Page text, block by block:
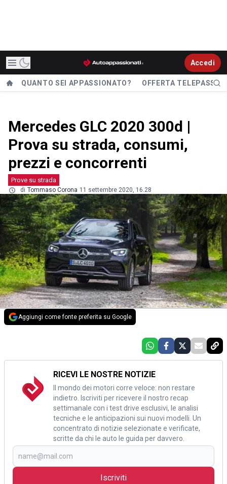
Accedi
QUANTO SEI APPASSIONATO? OFFERTA TELEPASS
Mercedes GLC 2020 300d |
Prova su strada, consumi,
prezzi e concorrenti
Prove su strada
di Tommaso Corona 11 settembre 2020, 16.28
Aggiungi come fonte preferita su Google
RICEVI LE NOSTRE NOTIZIE
Il mondo dei motori corre veloce: non restare
indietro. Iscriviti per ricevere il nostro recap
settimanale con i test drive esclusivi, le analisi
tecniche e le anticipazioni sui nuovi modelli. Un
concentrato di notizie selezionate e verificate,
scritte da chi le auto le guida per davvero.
Iscriviti